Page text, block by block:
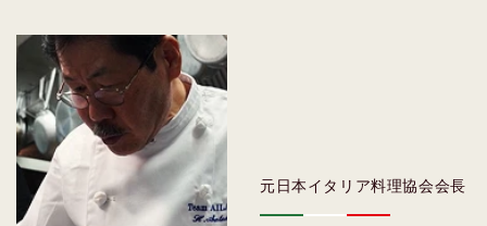
元日本イタリア料理協会会長